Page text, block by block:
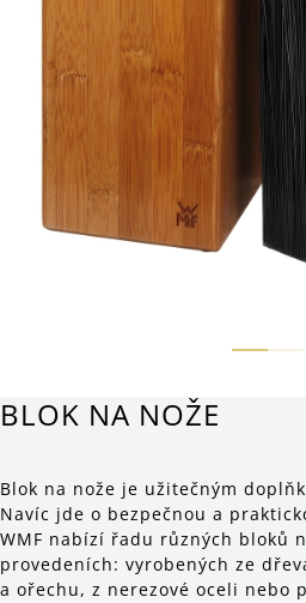
BLOK NA NOŽE
Blok na nože je užitečným
Navíc jde o bezpečnou a
WMF nabízí řadu různých bloků
provedeních: vyrobených ze
a ořechu, z nerezové oceli nebo